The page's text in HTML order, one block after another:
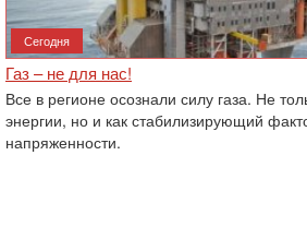
Сегодня
Газ – не для нас!
Все в регионе осознали силу газа. Не
энергии, но и как стабилизирующий
напряженности.